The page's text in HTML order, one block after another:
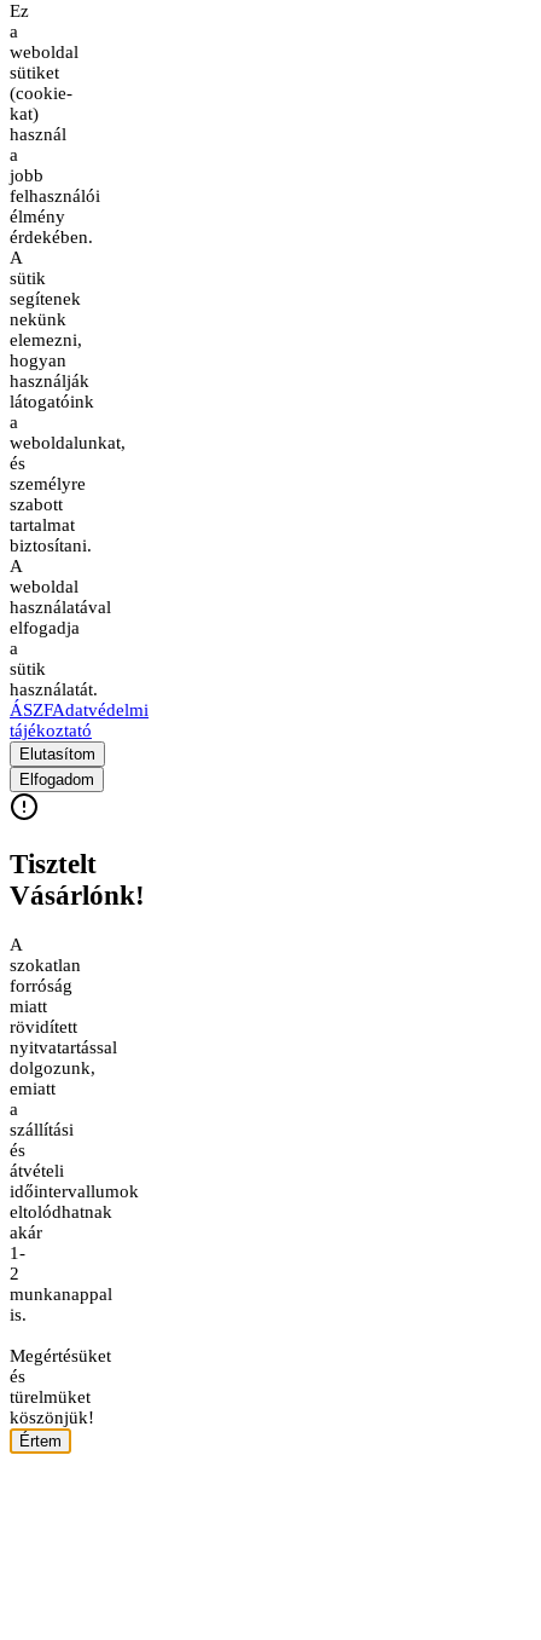
Ez
a
weboldal
sütiket
(cookie-
kat)
használ
a
jobb
felhasználói
élmény
érdekében.
A
sütik
segítenek
nekünk
elemezni,
hogyan
használják
látogatóink
a
weboldalunkat,
és
személyre
szabott
tartalmat
biztosítani.
A
weboldal
használatával
elfogadja
a
sütik
használatát.
ÁSZFAdatvédelmi
tájékoztató
Elutasítom
Elfogadom
Tisztelt
Vásárlónk!
A
szokatlan
forróság
miatt
rövidített
nyitvatartással
dolgozunk,
emiatt
a
szállítási
és
átvételi
időintervallumok
eltolódhatnak
akár
1-
2
munkanappal
is.
Megértésüket
és
türelmüket
köszönjük!
Értem